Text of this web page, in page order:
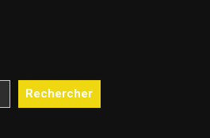
Rechercher